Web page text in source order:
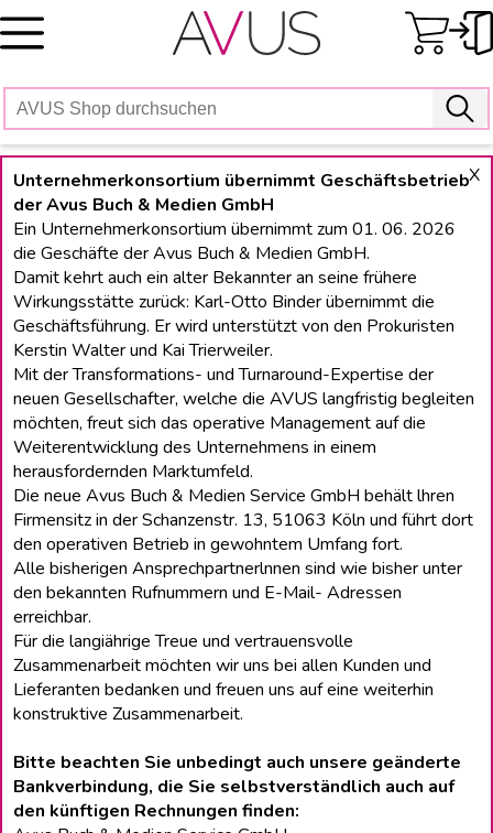
Skip
to
X
Unternehmerkonsortium übernimmt Geschäftsbetrieb
der Avus Buch & Medien GmbH
Ein Unternehmerkonsortium übernimmt zum 01. 06. 2026
die Geschäfte der Avus Buch & Medien GmbH.
Damit kehrt auch ein alter Bekannter an seine frühere
Wirkungsstätte zurück: Karl-Otto Binder übernimmt die
Geschäftsführung. Er wird unterstützt von den Prokuristen
Kerstin Walter und Kai Trierweiler.
Mit der Transformations- und Turnaround-Expertise der
neuen Gesellschafter, welche die AVUS langfristig begleiten
möchten, freut sich das operative Management auf die
Weiterentwicklung des Unternehmens in einem
herausfordernden Marktumfeld.
Die neue Avus Buch & Medien Service GmbH behält lhren
Firmensitz in der Schanzenstr. 13, 51063 Köln und führt dort
den operativen Betrieb in gewohntem Umfang fort.
Alle bisherigen Ansprechpartnerlnnen sind wie bisher unter
den bekannten Rufnummern und E-Mail- Adressen
erreichbar.
Für die langiährige Treue und vertrauensvolle
Zusammenarbeit möchten wir uns bei allen Kunden und
Lieferanten bedanken und freuen uns auf eine weiterhin
konstruktive Zusammenarbeit.
Bitte beachten Sie unbedingt auch unsere geänderte
Bankverbindung, die Sie selbstverständlich auch auf
den künftigen Rechnungen finden: